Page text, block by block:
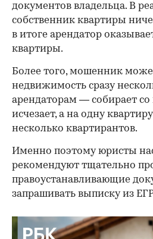
документов владельца. В
собственник квартиры
в итоге арендатор
квартиры.
Более того, мошенник
недвижимость сразу
арендаторам — собирает со
исчезает, а на одну
несколько квартирантов.
Именно поэтому юристы
рекомендуют тщательно
правоустанавливающие
запрашивать выписку из